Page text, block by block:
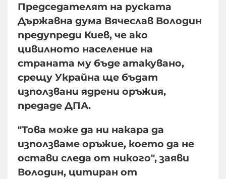
Председателят на руската
Държавна дума Вячеслав Володин
предупреди Киев, че ако
цивилното население на
страната му бъде атакувано,
срещу Украйна ще бъдат
използвани ядрени оръжия,
предаде ДПА.
"Това може да ни накара да
използваме оръжие, което да не
остави следа от никого", заяви
Володин, цитиран от